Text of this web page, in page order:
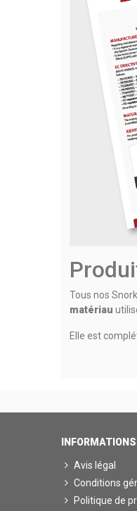
Tous nos
matériau
Elle est
INFORMATIONS
Avis légal
Conditions
Politique de